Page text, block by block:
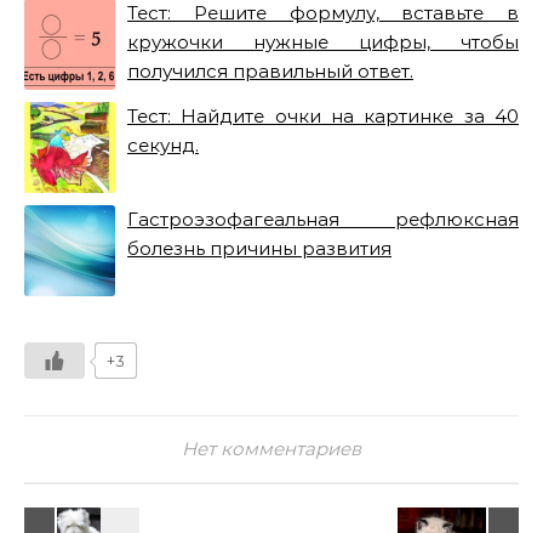
Тест: Решите формулу, вставьте в
кружочки нужные цифры, чтобы
получился правильный ответ.
Тест: Найдите очки на картинке за 40
секунд.
Гастроэзофагеальная рефлюксная
болезнь причины развития
+3
Нет комментариев